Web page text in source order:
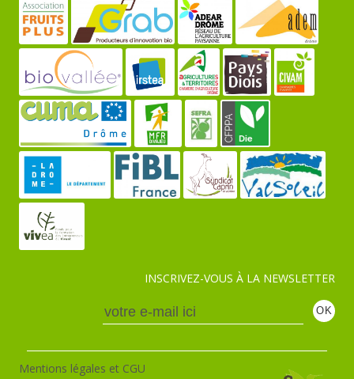
INSCRIVEZ-VOUS À LA NEWSLETTER
Mentions légales et CGU